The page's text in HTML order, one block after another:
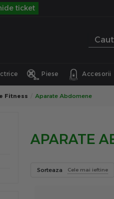
ticket
Piese Accesorii
Fitness Aparate Abdomene
APARATE
Sorteaza Cele mai ieftine